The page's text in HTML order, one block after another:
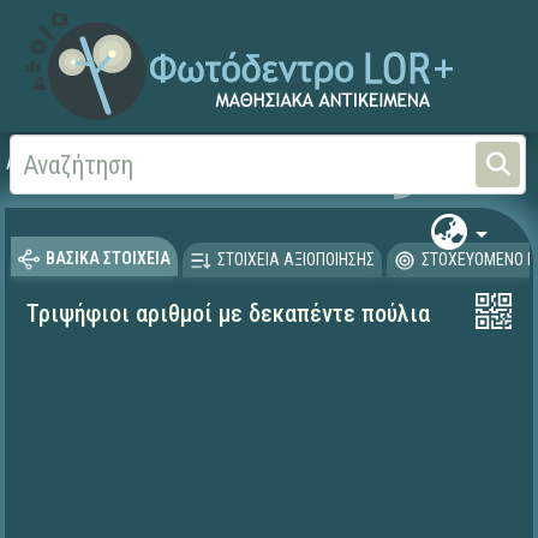
Αρχική
ΒΑΣΙΚΑ ΣΤΟΙΧΕΙΑ ΣΤΟΙΧΕΙΑ ΑΞΙΟΠΟΙΗΣΗΣ ΣΤΟΧΕΥΟΜΕΝΟ
Τριψήφιοι αριθμοί με δεκαπέντε πούλια